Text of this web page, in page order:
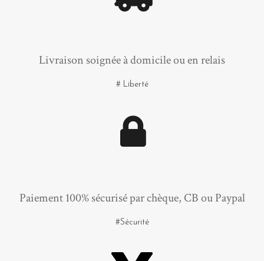
Livraison soignée à domicile ou en relais
# Liberté
Paiement 100% sécurisé par chèque, CB ou Paypal
#Sécurité